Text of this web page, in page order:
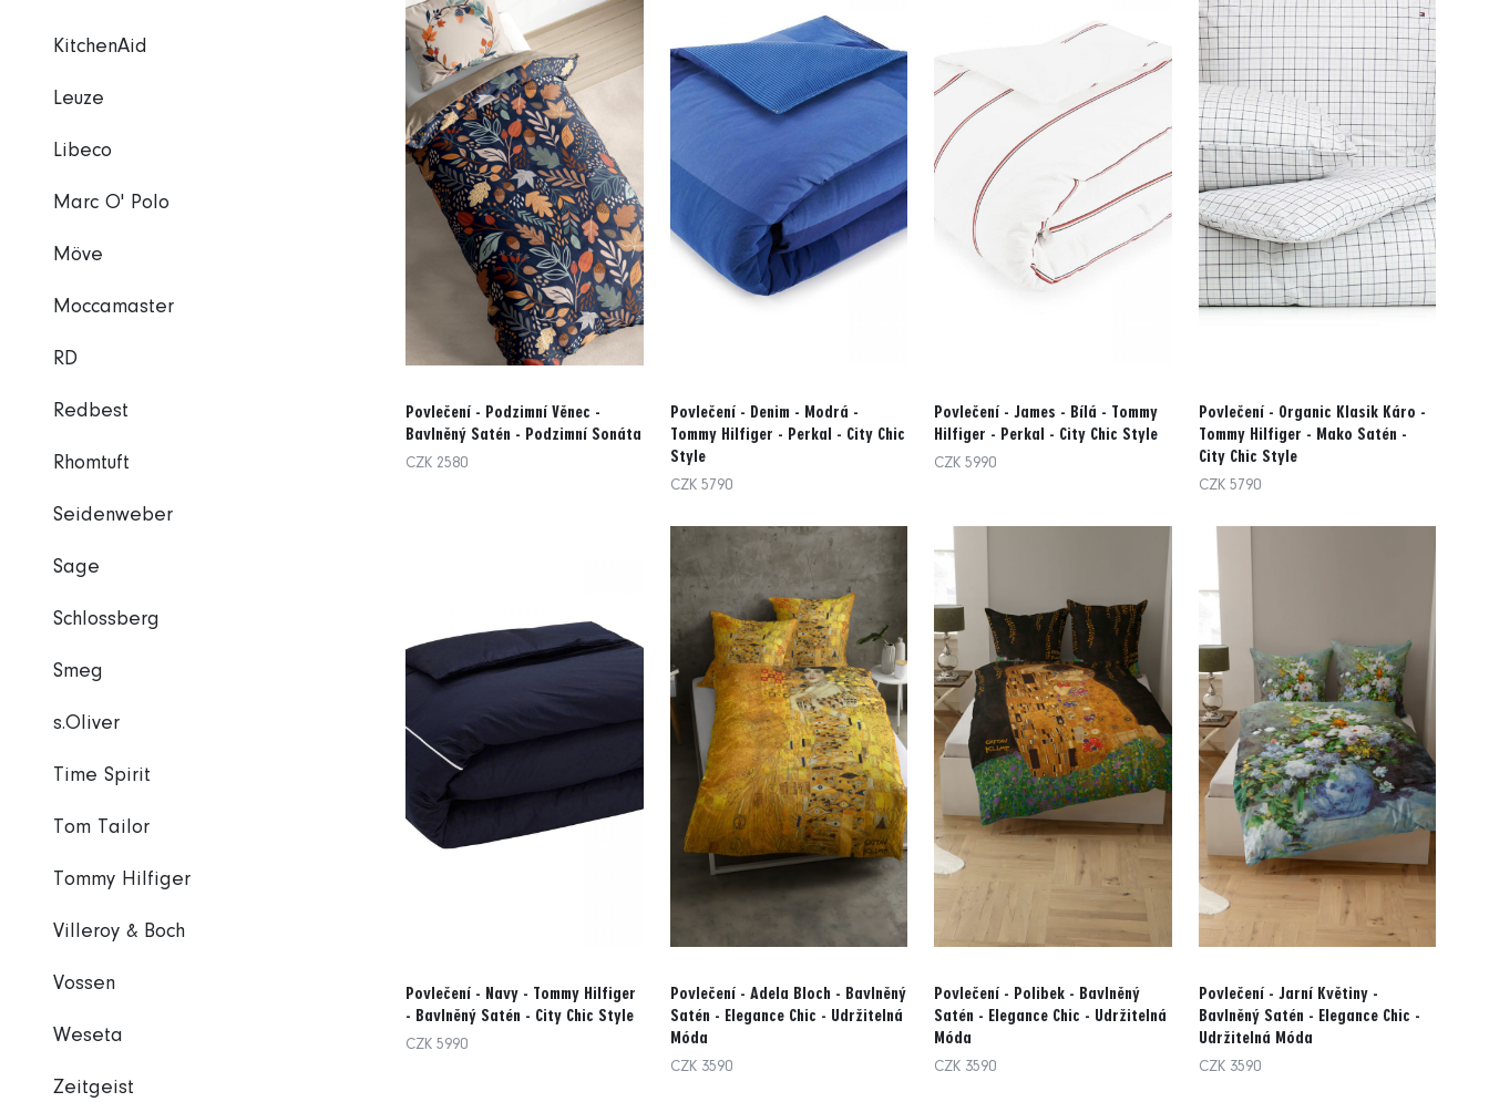
Povlečení - Podzimní Věnec -
Bavlněný Satén - Podzimní Sonáta
CZK 2580
Povlečení - Denim - Modrá -
Tommy Hilfiger - Perkal - City Chic
Style
CZK 5790
Povlečení - James - Bílá - Tommy
Hilfiger - Perkal - City Chic Style
CZK 5990
Povlečení - Organic Klasik Káro -
Tommy Hilfiger - Mako Satén -
City Chic Style
CZK 5790
Povlečení - Navy - Tommy Hilfiger
- Bavlněný Satén - City Chic Style
CZK 5990
Povlečení - Adela Bloch - Bavlněný
Satén - Elegance Chic - Udržitelná
Móda
CZK 3590
Povlečení - Polibek - Bavlněný
Satén - Elegance Chic - Udržitelná
Móda
CZK 3590
Povlečení - Jarní Květiny -
Bavlněný Satén - Elegance Chic -
Udržitelná Móda
CZK 3590
KitchenAid
Leuze
Libeco
Marc O' Polo
Möve
Moccamaster
RD
Redbest
Rhomtuft
Seidenweber
Sage
Schlossberg
Smeg
s.Oliver
Time Spirit
Tom Tailor
Tommy Hilfiger
Villeroy & Boch
Vossen
Weseta
Zeitgeist